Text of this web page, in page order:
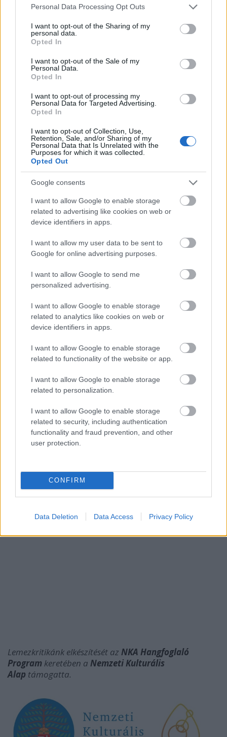
Please note that this website/app uses one or more Google
not limited to your visit or usage behaviour. You may click to
grant or deny consent to Google and its third-party tags to
use your data for below specified purposes in below Google
consent section.
Personal Data Processing Opt Outs
I want to opt-out of the Sharing of my
personal data.
Opted In
I want to opt-out of the Sale of my
Personal Data.
Opted In
I want to opt-out of processing my
Personal Data for Targeted Advertising.
Opted In
I want to opt-out of Collection, Use,
Retention, Sale, and/or Sharing of my
Personal Data that Is Unrelated with the
Purposes for which it was collected.
Opted Out
Google consents
I want to allow Google to enable storage
related to advertising like cookies on web or
device identifiers in apps.
I want to allow my user data to be sent to
Google for online advertising purposes.
I want to allow Google to send me
personalized advertising.
I want to allow Google to enable storage
related to analytics like cookies on web or
device identifiers in apps.
I want to allow Google to enable storage
related to functionality of the website or app.
I want to allow Google to enable storage
related to personalization.
I want to allow Google to enable storage
related to security, including authentication
functionality and fraud prevention, and other
user protection.
CONFIRM
Data Deletion Data Access Privacy Policy
Előadó:tshabee
Beyond Time
Invisible Corner
Megjelenés:2025. szeptember 12.
Műfaj:elektronikus
Kulcsdal:
Rónai András
Lemezkritikánk elkészítését az NKA Hangfoglaló
Program keretében a Nemzeti Kulturális
Alap támogatta.